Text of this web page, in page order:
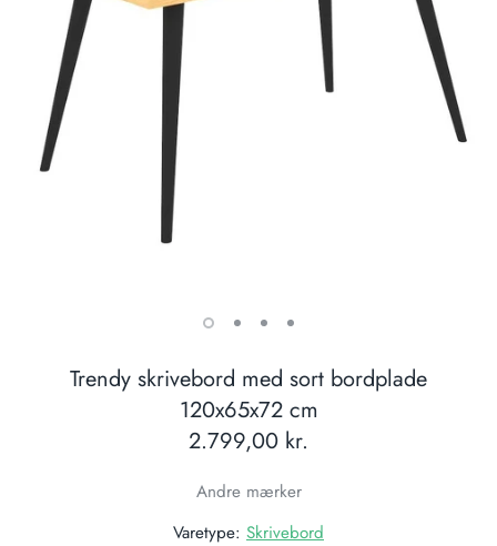
Trendy skrivebord med sort bordplade
120x65x72 cm
2.799,00 kr.
Andre mærker
Varetype: Skrivebord